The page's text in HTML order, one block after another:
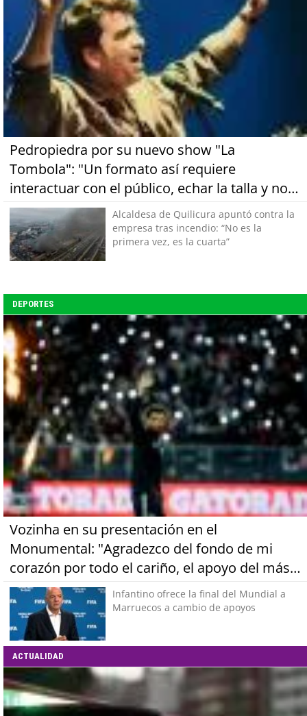
Pedropiedra por su nuevo show "La
Tombola": "Un formato así requiere
interactuar con el público, echar la talla y no
tener miedo a equivocarse"Alcaldesa de Quilicura apuntó contra la
empresa tras incendio: “No es la
primera vez, es la cuarta”
DEPORTES
Vozinha en su presentación en el
Monumental: "Agradezco del fondo de mi
corazón por todo el cariño, el apoyo del más
grande de Chile"Infantino ofrece la final del Mundial a
Marruecos a cambio de apoyos
ACTUALIDAD